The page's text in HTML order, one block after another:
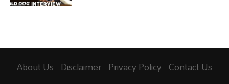
About Us Disclaimer Privacy Policy Contact Us